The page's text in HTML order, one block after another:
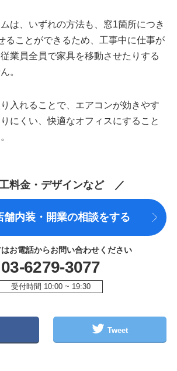
は、いずれの方法も、窓1箇所につき
ることができるため、工事中に仕事が
業員全員で家具を移動させたりする
。
入れることで、エアコンが効きやす
にくい、快適なオフィスにすること
料金・デザインなど ／
舗内装・開業の相談をする
お電話からお問い合わせください
03-6279-3077
受付時間 10:00 ~ 19:30
Tweet